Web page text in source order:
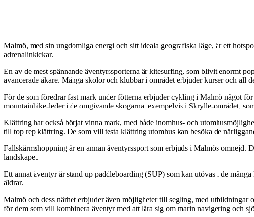
Malmö, med sin ungdomliga energi och sitt ideala geografiska läge, är ett
adrenalinkickar.
En av de mest spännande äventyrssporterna är kitesurfing, som blivit enormt
avancerade åkare. Många skolor och klubbar i området erbjuder kurser och all
För de som föredrar fast mark under fötterna erbjuder cykling i Malmö något
mountainbike-leder i de omgivande skogarna, exempelvis i Skrylle-området,
Klättring har också börjat vinna mark, med både inomhus- och
till top rep klättring. De som vill testa klättring utomhus kan besöka de
Fallskärmshoppning är en annan äventyrssport som erbjuds i Malmös
landskapet.
Ett annat äventyr är stand up paddleboarding (SUP) som kan utövas i de
åldrar.
Malmö och dess närhet erbjuder även möjligheter till segling, med utbildningar
för dem som vill kombinera äventyr med att lära sig om marin navigering och